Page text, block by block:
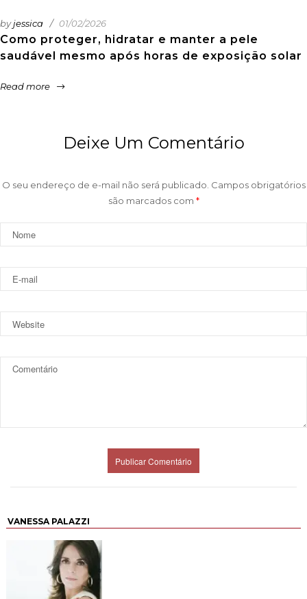
Como proteger, hidratar e manter a pele
saudável mesmo após horas de exposição solar
byjessica 01/02/2026
Read more
Deixe Um Comentário
O seu endereço de e-mail não será publicado. Campos obrigatórios
são marcados com *
VANESSA PALAZZI